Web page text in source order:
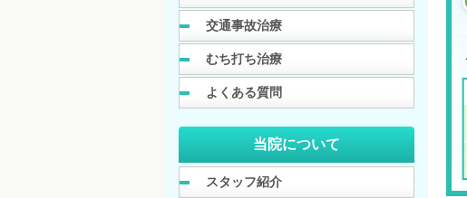
交通事故治療
むち打ち治療
よくある質問
当院について
スタッフ紹介